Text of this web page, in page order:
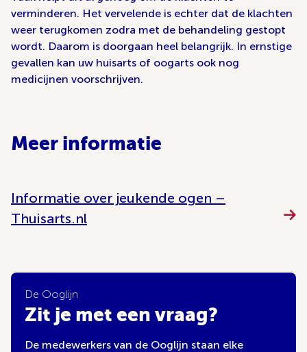
verminderen. Het vervelende is echter dat de klachten
weer terugkomen zodra met de behandeling gestopt
wordt. Daarom is doorgaan heel belangrijk. In ernstige
gevallen kan uw huisarts of oogarts ook nog
medicijnen voorschrijven.
Meer informatie
Informatie over jeukende ogen –
Thuisarts.nl
De Ooglijn
Zit je met een vraag?
De medewerkers van de Ooglijn staan elke